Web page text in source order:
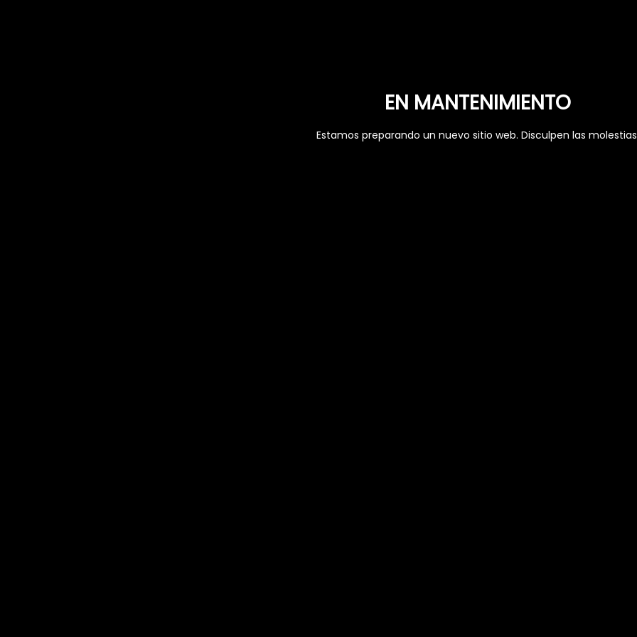
EN MANTENIMIENTO
Estamos preparando un nuevo sitio web. Disculpen las